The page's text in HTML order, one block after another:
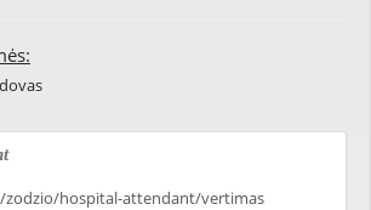
zodzio/hospital-attendant/vertimas